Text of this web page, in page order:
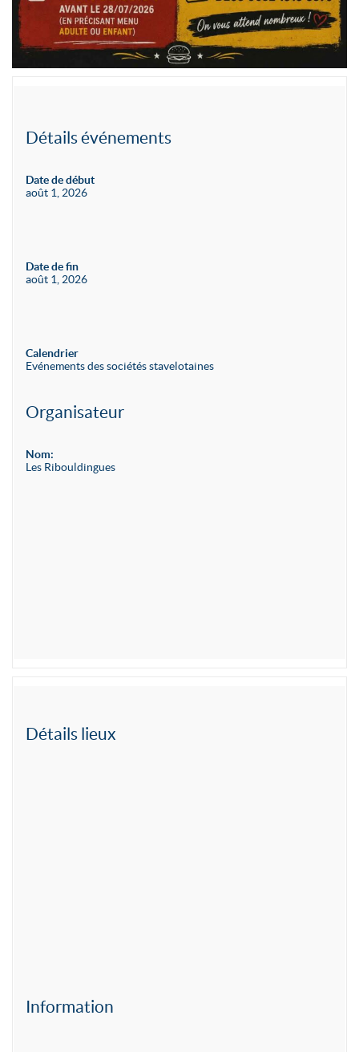
Détails événements
Date de début
août 1, 2026
Date de fin
août 1, 2026
Calendrier
Evénements des sociétés stavelotaines
Organisateur
Nom:
Les Ribouldingues
Détails lieux
Information